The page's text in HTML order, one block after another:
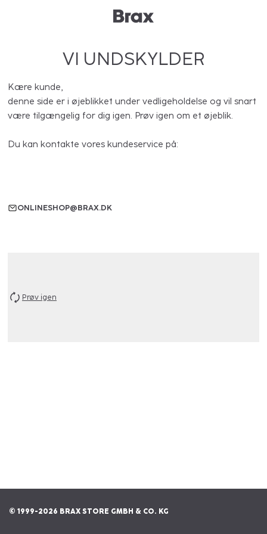
VI UNDSKYLDER
Kære kunde,
denne side er i øjeblikket under vedligeholdelse og vil snart
være tilgængelig for dig igen. Prøv igen om et øjeblik.
Du kan kontakte vores kundeservice på:
ONLINESHOP@BRAX.DK
Prøv igen
© 1999-2026 BRAX STORE GMBH & CO. KG